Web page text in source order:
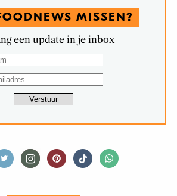
MISSEN?
een update in je inbox